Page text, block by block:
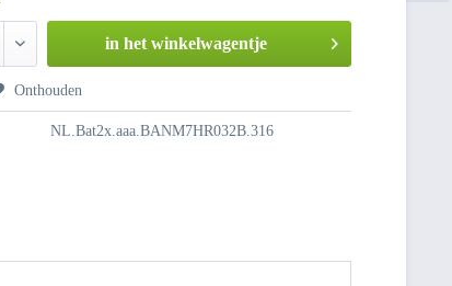
in het winkelwagentje
Onthouden
NL.Bat2x.aaa.BANM7HR032B.316